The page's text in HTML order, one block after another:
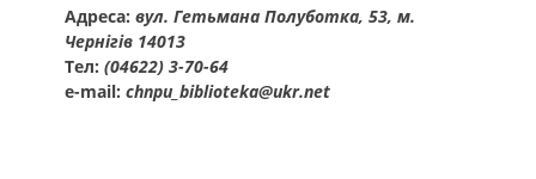
Адреса: вул. Гетьмана Полуботка, 53, м.
Чернігів 14013
Тел: (04622) 3-70-64
e-mail: chnpu_biblioteka@ukr.net